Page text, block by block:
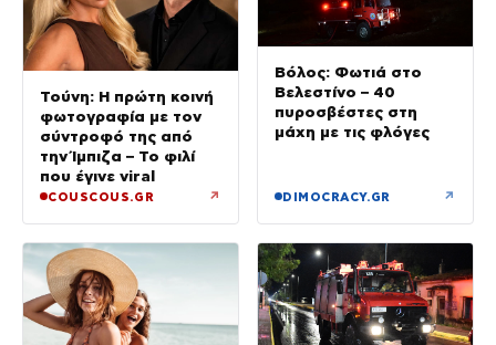
Τούνη: Η πρώτη κοινή
φωτογραφία με τον
σύντροφό της από
την Ίμπιζα – Το φιλί
που έγινε viral
COUSCOUS.GR ↗
Βόλος: Φωτιά στο
Βελεστίνο – 40
πυροσβέστες στη
μάχη με τις φλόγες
DIMOCRACY.GR ↗